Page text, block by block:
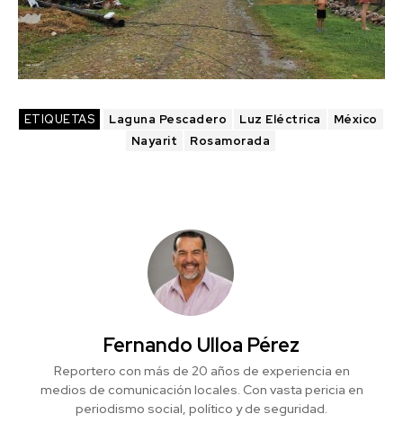
ETIQUETAS Laguna Pescadero Luz Eléctrica
México
Nayarit
Rosamorada
Fernando Ulloa Pérez
Reportero con más de 20 años de experiencia en
medios de comunicación locales. Con vasta pericia en
periodismo social, político y de seguridad.